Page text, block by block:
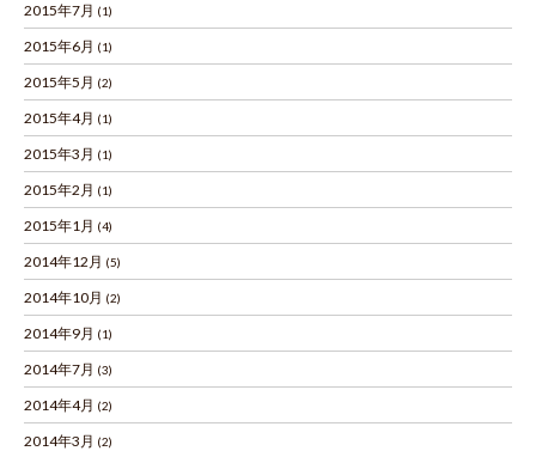
2015年7月 (1)
2015年6月 (1)
2015年5月 (2)
2015年4月 (1)
2015年3月 (1)
2015年2月 (1)
2015年1月 (4)
2014年12月 (5)
2014年10月 (2)
2014年9月 (1)
2014年7月 (3)
2014年4月 (2)
2014年3月 (2)